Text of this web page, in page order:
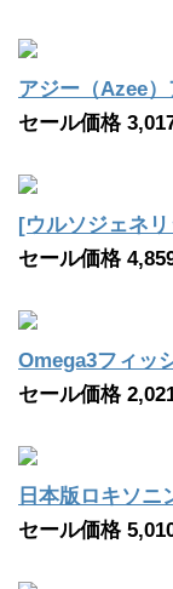
アジー（Azee
セール価格
[ウルソジェネ
セール価格
Omega3フィッ
セール価格
日本版ロキソ
セール価格